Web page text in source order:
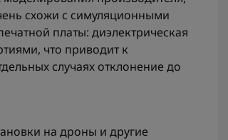
схожи с симуляционными
платы: диэлектрическая
что приводит к
случаях отклонение до
на дроны и другие